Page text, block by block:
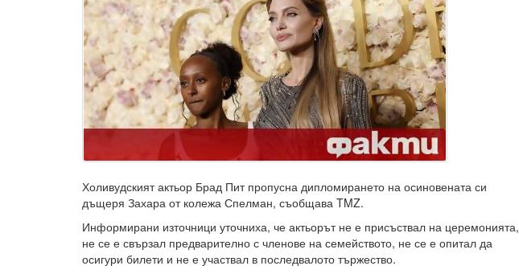
Холивудският актьор Брад Пит пропусна дипломирането на осиновената си
дъщеря Захара от колежа Спелман, съобщава TMZ.
Информирани източници уточниха, че актьорът не е присъствал на церемонията,
не се е свързал предварително с членове на семейството, не се е опитал да
осигури билети и не е участвал в последвалото тържество.